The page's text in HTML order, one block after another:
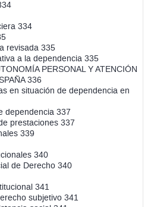
334
revisada 335
a la dependencia 335
PERSONAL Y ATENCIÓN
336
en situación de dependencia en
dependencia 337
prestaciones 337
339
340
de Derecho 340
341
subjetivo 341